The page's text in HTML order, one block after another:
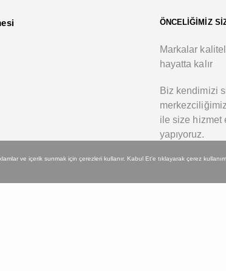
ve içerik sunmak için çerezleri kullanır. Kabul Et'e tıklayarak çerez
ÖNCELİĞİMİZ
Markalar
hayatta kalır
Biz kendimizi
ile size hizmet
yapıyoruz.